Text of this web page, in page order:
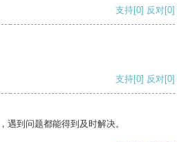
支持[0] 反对[0]
支持[0] 反对[0]
遇到问题都能得到及时解决。